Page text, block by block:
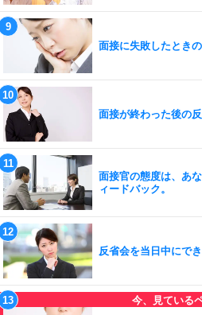
面接に失敗したときの
面接が終わった後の反
面接官の態度は、あ
ィードバック。
反省会を当日中にで